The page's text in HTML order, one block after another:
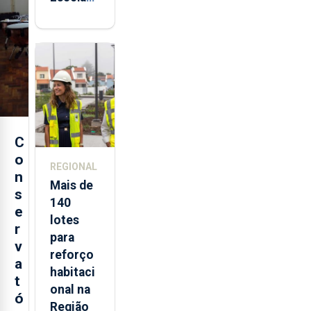
C
o
n
s
e
r
v
a
t
ó
está de
aos
Açores
REGIONAL
Mais de
140
lotes
para
reforço
habitaci
onal na
Região